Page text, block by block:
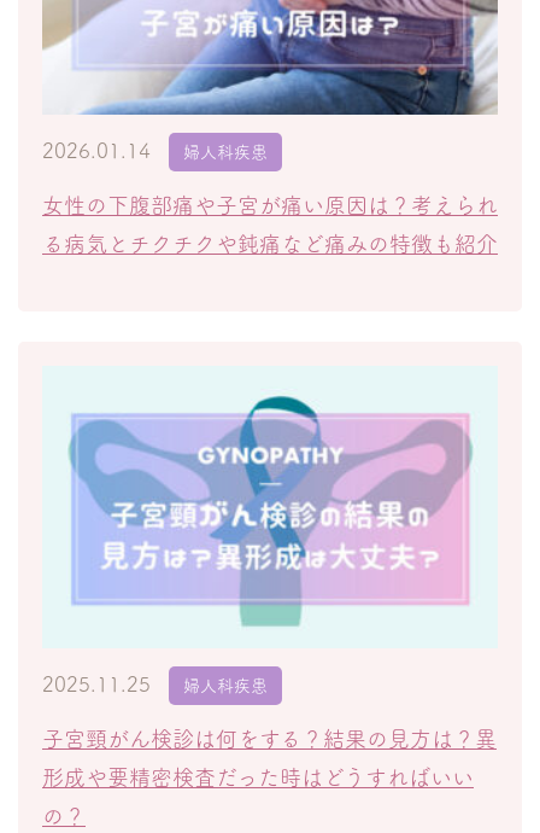
2026.01.14 婦人科疾患
女性の下腹部痛や子宮が痛い原因は？考えられ
る病気とチクチクや鈍痛など痛みの特徴も紹介
2025.11.25 婦人科疾患
子宮頸がん検診は何をする？結果の見方は？異
形成や要精密検査だった時はどうすればいい
の？